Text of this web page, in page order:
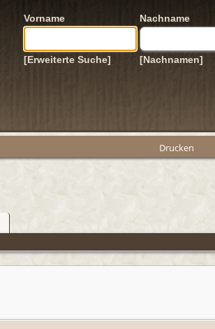
Vorname Nachname
[Erweiterte Suche] [Nachnamen]
Drucken